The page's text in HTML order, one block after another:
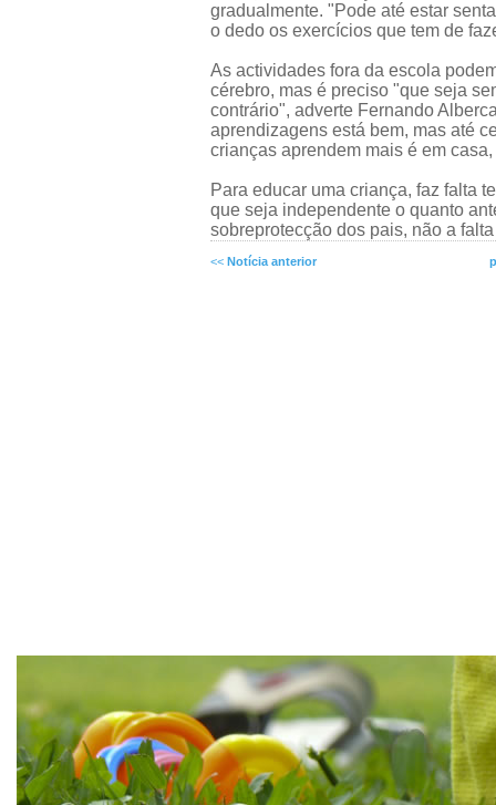
gradualmente. "Pode até estar
o dedo os exercícios que tem de
As actividades fora da escola
cérebro, mas é preciso "que seja
contrário", adverte Fernando
aprendizagens está bem, mas até
crianças aprendem mais é em
Para educar uma criança, faz falta
que seja independente o quanto
sobreprotecção dos pais, não a
<< Notícia anterior